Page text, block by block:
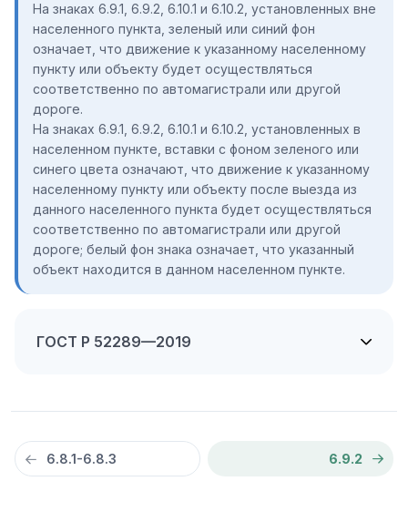
На знаках 6.9.1, 6.9.2, 6.10.1 и 6.10.2, установленных вне
населенного пункта, зеленый или синий фон
означает, что движение к указанному населенному
пункту или объекту будет осуществляться
соответственно по автомагистрали или другой
дороге.
На знаках 6.9.1, 6.9.2, 6.10.1 и 6.10.2, установленных в
населенном пункте, вставки с фоном зеленого или
синего цвета означают, что движение к указанному
населенному пункту или объекту после выезда из
данного населенного пункта будет осуществляться
соответственно по автомагистрали или другой
дороге; белый фон знака означает, что указанный
объект находится в данном населенном пункте.
ГОСТ Р 52289—2019
6.8.1-6.8.3 6.9.2